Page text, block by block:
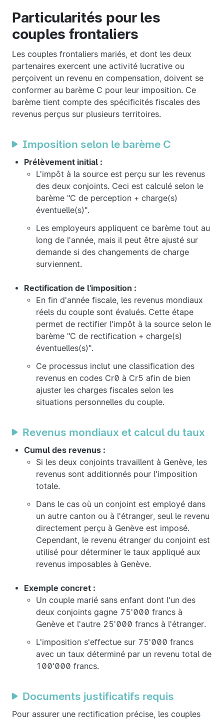
Particularités pour les
couples frontaliers
Les couples frontaliers mariés, et dont les deux
partenaires exercent une activité lucrative ou
perçoivent un revenu en compensation, doivent se
conformer au barème C pour leur imposition. Ce
barème tient compte des spécificités fiscales des
revenus perçus sur plusieurs territoires.
Imposition selon le barème C
Prélèvement initial :
L'impôt à la source est perçu sur les revenus
des deux conjoints. Ceci est calculé selon le
barème "C de perception + charge(s)
éventuelle(s)".
Les employeurs appliquent ce barème tout au
long de l'année, mais il peut être ajusté sur
demande si des changements de charge
surviennent.
Rectification de l'imposition :
En fin d'année fiscale, les revenus mondiaux
réels du couple sont évalués. Cette étape
permet de rectifier l'impôt à la source selon le
barème "C de rectification + charge(s)
éventuelles(s)".
Ce processus inclut une classification des
revenus en codes Cr0 à Cr5 afin de bien
ajuster les charges fiscales selon les
situations personnelles du couple.
Revenus mondiaux et calcul du taux
Cumul des revenus :
Si les deux conjoints travaillent à Genève, les
revenus sont additionnés pour l'imposition
totale.
Dans le cas où un conjoint est employé dans
un autre canton ou à l'étranger, seul le revenu
directement perçu à Genève est imposé.
Cependant, le revenu étranger du conjoint est
utilisé pour déterminer le taux appliqué aux
revenus imposables à Genève.
Exemple concret :
Un couple marié sans enfant dont l'un des
deux conjoints gagne 75'000 francs à
Genève et l'autre 25'000 francs à l'étranger.
L'imposition s'effectue sur 75'000 francs
avec un taux déterminé par un revenu total de
100'000 francs.
Documents justificatifs requis
Pour assurer une rectification précise, les couples